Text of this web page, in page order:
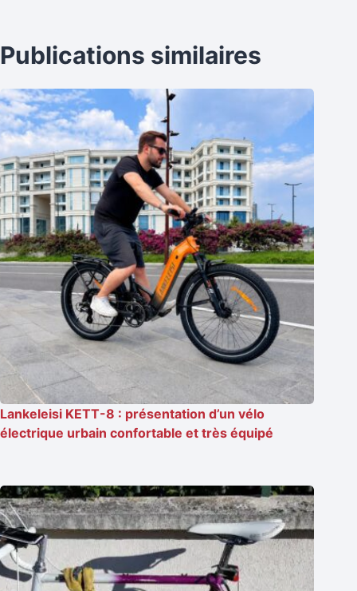
Publications similaires
Lankeleisi KETT-8 : présentation d’un vélo
électrique urbain confortable et très équipé